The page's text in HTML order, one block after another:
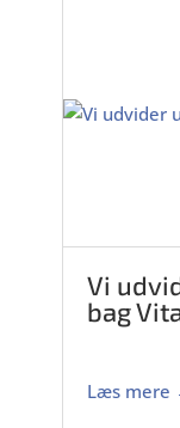
Vi
bag
Læs mere